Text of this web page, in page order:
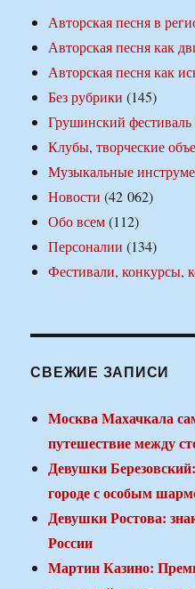
Авторская песня в
Авторская песня как
Авторская песня как
Без рубрики (145)
Грушинский фестиваль
Клубы, творческие
Музыкальные
Новости (42 062)
Обо всем(112)
Персоналии (134)
Фестивали, конкурсы,
СВЕЖИЕ ЗАПИСИ
Москва Махачкала
путешествие между
Девушки
городе с особым
Девушки Ростова:
России
Мартин Казино: